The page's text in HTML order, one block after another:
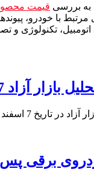
به بررسی قیمت
با خودرو،
تکنولوژی و
برقی پس